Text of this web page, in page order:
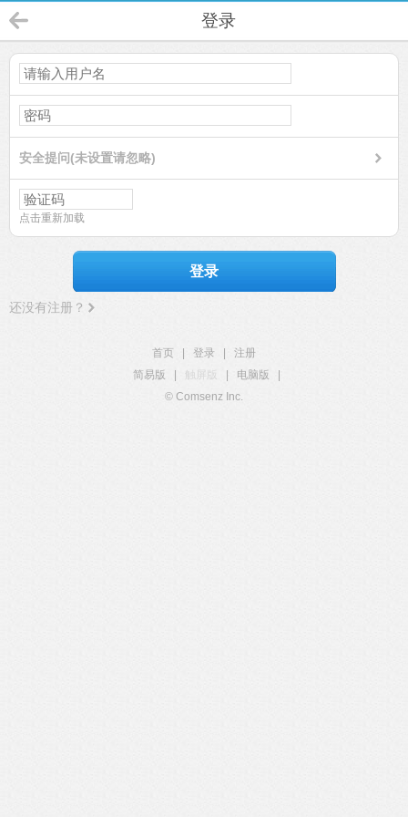
登录
安全提问(未设置请忽略)
点击重新加载
登录
还没有注册？
首页 登录
注册
简易版
触屏版 电脑版
© Comsenz Inc.